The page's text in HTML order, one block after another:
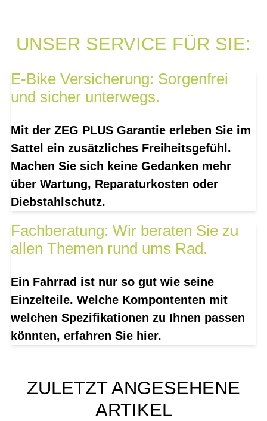
UNSER SERVICE FÜR SIE:
E-Bike Versicherung: Sorgenfrei
und sicher unterwegs.
Mit der ZEG PLUS Garantie erleben Sie im
Sattel ein zusätzliches Freiheitsgefühl.
Machen Sie sich keine Gedanken mehr
über Wartung, Reparaturkosten oder
Diebstahlschutz.
Fachberatung: Wir beraten Sie zu
allen Themen rund ums Rad.
Ein Fahrrad ist nur so gut wie seine
Einzelteile. Welche Kompontenten mit
welchen Spezifikationen zu Ihnen passen
könnten, erfahren Sie hier.
ZULETZT ANGESEHENE
ARTIKEL